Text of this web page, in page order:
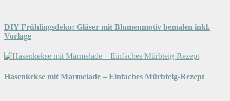
DIY Frühlingsdeko: Gläser mit Blumenmotiv bemalen inkl.
Vorlage
Hasenkekse mit Marmelade – Einfaches Mürbteig-Rezept